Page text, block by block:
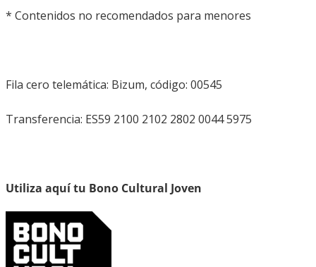
* Contenidos no recomendados para menores
Fila cero telemática: Bizum, código: 00545
Transferencia: ES59 2100 2102 2802 0044 5975
Utiliza aquí tu Bono Cultural Joven